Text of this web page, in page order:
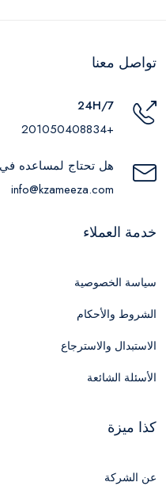
تواصل معنا
24H/7
+201050408834
هل تحتاج لمساعده
info@kzameeza.com
خدمة العملاء
سياسة الخصوصية
الشروط والأحكام
الاستبدال والاسترجاع
الأسئلة الشائعة
كذا ميزة
عن الشركة